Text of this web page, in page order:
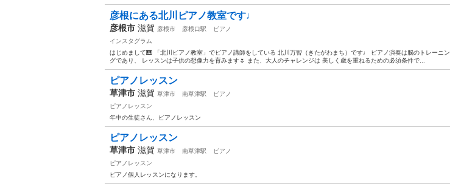
彦根にある北川ピアノ教室です♩
彦根市 滋賀 彦根市 彦根口駅
ピアノ
インスタグラム
はじめまして🎹 「北川ピアノ教室」でピアノ講師をしている 北川万智（きたがわまち）です♩ ピアノ演奏は脳のトレーニン
グであり、 レッスンは子供の想像力を育みます🌷 また、大人のチャレンジは 美しく歳を重ねるための必須条件で...
ピアノレッスン
草津市 滋賀 草津市 南草津駅
ピアノ
ピアノレッスン
年中の生徒さん、ピアノレッスン
ピアノレッスン
草津市 滋賀 草津市 南草津駅
ピアノ
ピアノレッスン
ピアノ個人レッスンになります。